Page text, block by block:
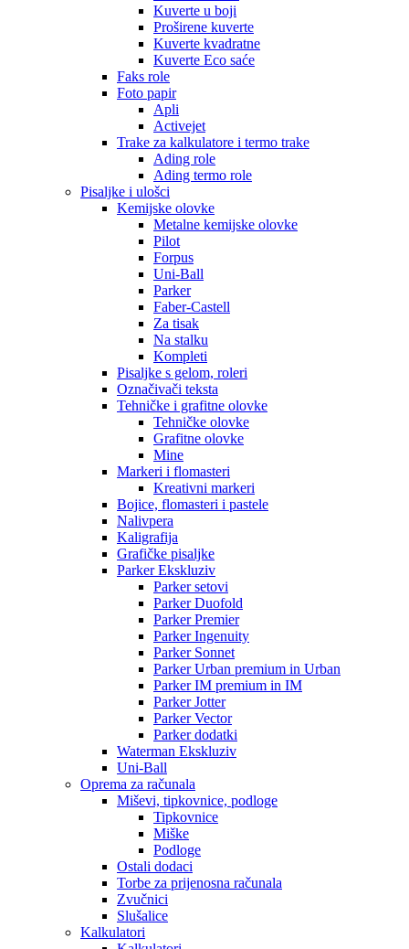
Kuverte u boji
Proširene kuverte
Kuverte kvadratne
Kuverte Eco saće
Faks role
Foto papir
Apli
Activejet
Trake za kalkulatore i termo trake
Ading role
Ading termo role
Pisaljke i ulošci
Kemijske olovke
Metalne kemijske olovke
Pilot
Forpus
Uni-Ball
Parker
Faber-Castell
Za tisak
Na stalku
Kompleti
Pisaljke s gelom, roleri
Označivači teksta
Tehničke i grafitne olovke
Tehničke olovke
Grafitne olovke
Mine
Markeri i flomasteri
Kreativni markeri
Bojice, flomasteri i pastele
Nalivpera
Kaligrafija
Grafičke pisaljke
Parker Ekskluziv
Parker setovi
Parker Duofold
Parker Premier
Parker Ingenuity
Parker Sonnet
Parker Urban premium in Urban
Parker IM premium in IM
Parker Jotter
Parker Vector
Parker dodatki
Waterman Ekskluziv
Uni-Ball
Oprema za računala
Miševi, tipkovnice, podloge
Tipkovnice
Miške
Podloge
Ostali dodaci
Torbe za prijenosna računala
Zvučnici
Slušalice
Kalkulatori